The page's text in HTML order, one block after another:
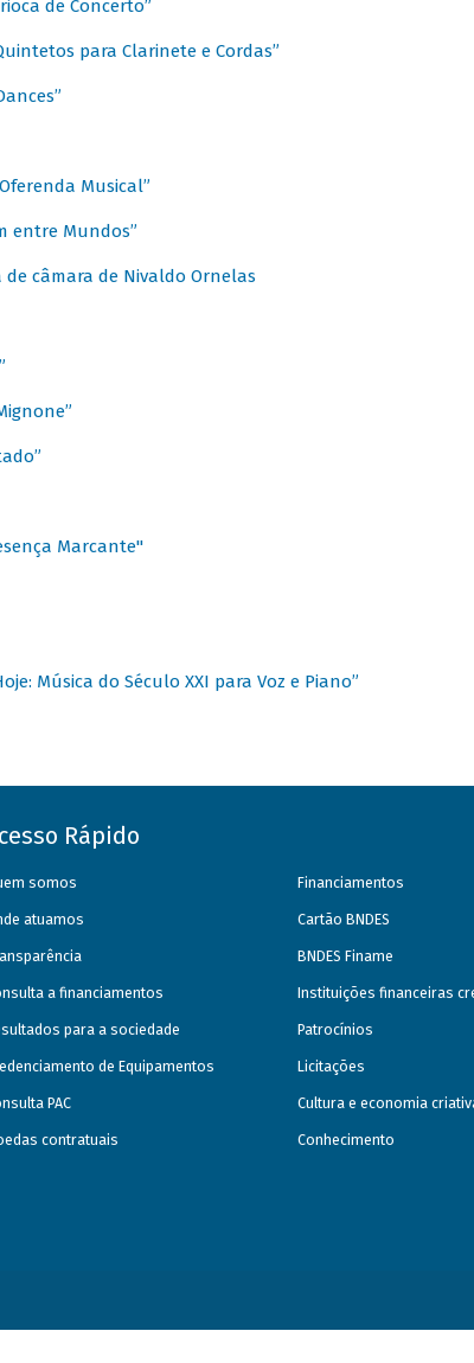
de Concerto”
para Clarinete e Cordas”
Musical”
entre Mundos”
câmara de Nivaldo Ornelas
Marcante"
Música do Século XXI para Voz e Piano”
Rápido
somos
atuamos
a financiamentos
para a sociedade
de Equipamentos
PAC
contratuais
Financiamentos
Cartão BNDES
BNDES Finame
Instituições financeiras
Patrocínios
Licitações
Cultura e economia
Conhecimento